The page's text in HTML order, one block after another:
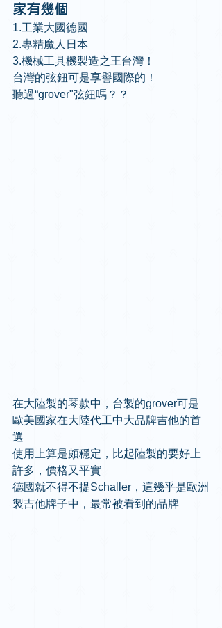
家有幾個
1.工業大國德國
2.專精魔人日本
3.機械工具機製造之王台灣！
台灣的弦鈕可是享譽國際的！
聽過“grover"弦鈕嗎？？
在大陸製的琴款中，台製的grover可是
歐美國家在大陸代工中大品牌吉他的首
選
使用上算是頗穩定，比起陸製的要好上
許多，價格又平實
德國就不得不提Schaller，這幾乎是歐洲
製吉他牌子中，最常被看到的品牌